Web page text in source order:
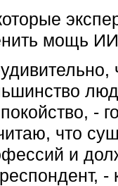
мощь ИИ
-
что
и